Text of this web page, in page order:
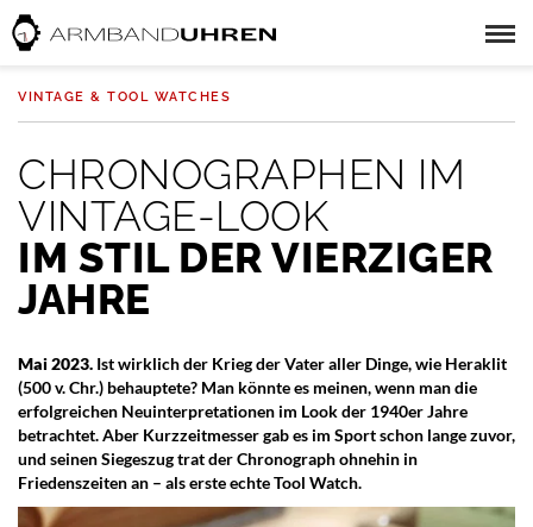
VINTAGE & TOOL WATCHES
CHRONOGRAPHEN IM
VINTAGE-LOOK
IM STIL DER VIERZIGER
JAHRE
Mai 2023. Ist wirklich der Krieg der Vater aller Dinge, wie Heraklit
(500 v. Chr.) behauptete? Man könnte es meinen, wenn man die
erfolgreichen Neuinterpretationen im Look der 1940er Jahre
betrachtet. Aber Kurzzeitmesser gab es im Sport schon lange zuvor,
und seinen Siegeszug trat der Chronograph ohnehin in
Friedenszeiten an – als erste echte Tool Watch.